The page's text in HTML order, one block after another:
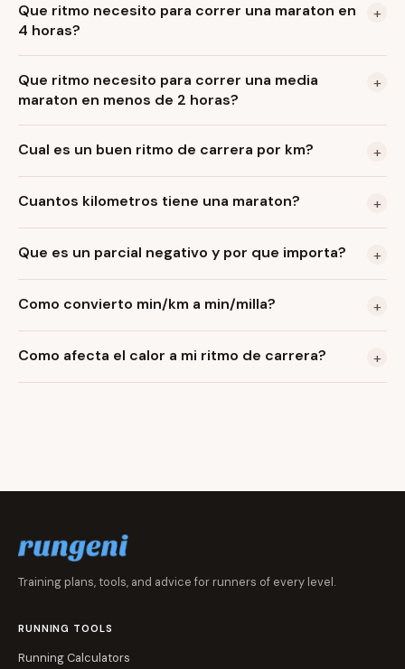
Que ritmo necesito para correr una maraton en
4 horas?
+
Que ritmo necesito para correr una media
maraton en menos de 2 horas?
+
Cual es un buen ritmo de carrera por km? +
Cuantos kilometros tiene una maraton? +
Que es un parcial negativo y por que importa? +
Como convierto min/km a min/milla? +
Como afecta el calor a mi ritmo de carrera? +
Training plans, tools, and advice for runners of every level.
RUNNING TOOLS
Running Calculators